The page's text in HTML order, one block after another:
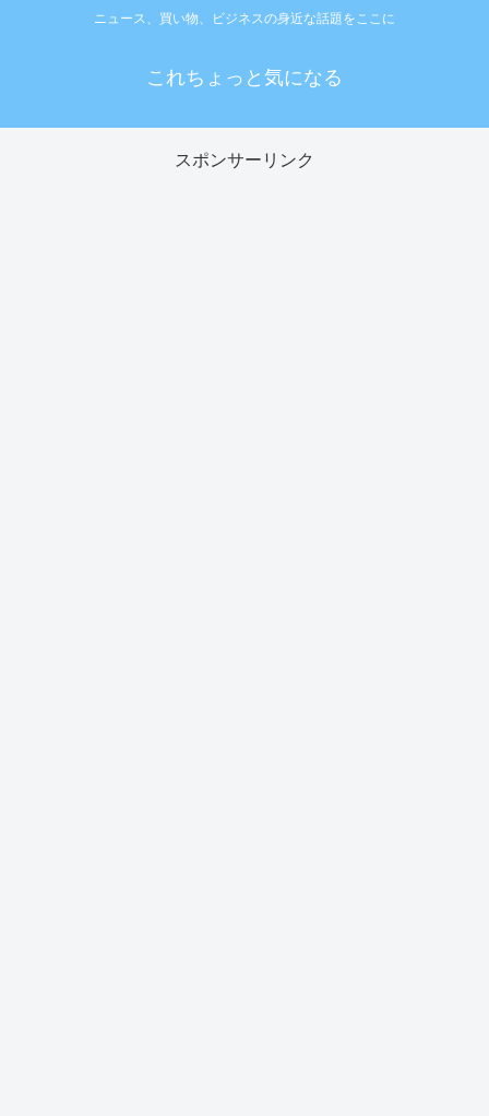
ニュース、買い物、ビジネスの身近な話題をここに
これちょっと気になる
スポンサーリンク